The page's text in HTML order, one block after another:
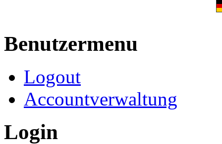
Benutzermenu
Logout
Accountverwaltung
Login